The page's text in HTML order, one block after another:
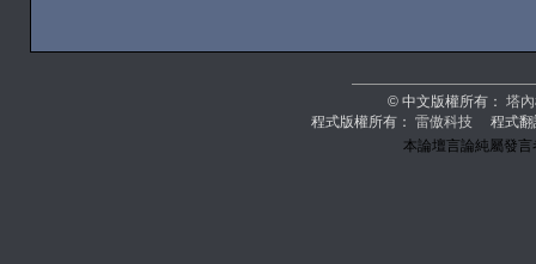
© 中文版權所有： 塔
程式版權所有： 雷傲科技程式翻
本論壇言論純屬發